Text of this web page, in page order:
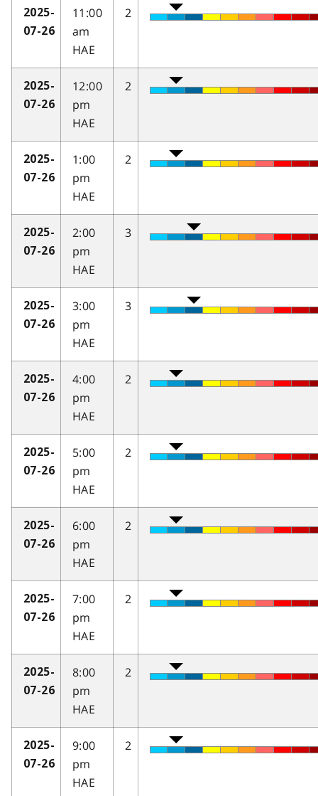
2025-
07-26
11:00
am
HAE
2
2025-
07-26
12:00
pm
HAE
2
2025-
07-26
1:00
pm
HAE
2
2025-
07-26
2:00
pm
HAE
3
2025-
07-26
3:00
pm
HAE
3
2025-
07-26
4:00
pm
HAE
2
2025-
07-26
5:00
pm
HAE
2
2025-
07-26
6:00
pm
HAE
2
2025-
07-26
7:00
pm
HAE
2
2025-
07-26
8:00
pm
HAE
2
2025-
07-26
9:00
pm
HAE
2